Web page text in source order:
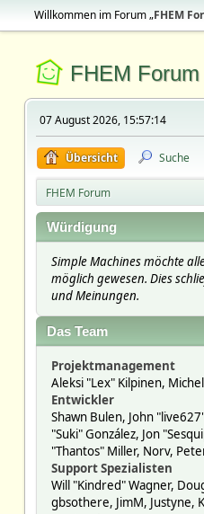
Willkommen im Forum „FHEM
FHEM Forum
07 August 2026, 15:57:14
Übersicht Suche
FHEM Forum
Würdigung
Simple Machines möchte
möglich gewesen. Dies
und Meinungen.
Das Team
Projektmanagement
Aleksi "Lex" Kilpinen,
Entwickler
Shawn Bulen, John
"Suki" González, Jon
"Thantos" Miller, Norv,
Support Spezialisten
Will "Kindred" Wagner,
gbsothere, JimM, Justyne,